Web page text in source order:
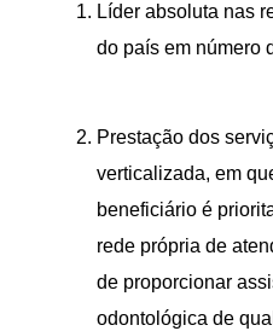
Líder absoluta nas
do país em número
Prestação dos
verticalizada, em
beneficiário é
rede própria de
de proporcionar
odontológica de